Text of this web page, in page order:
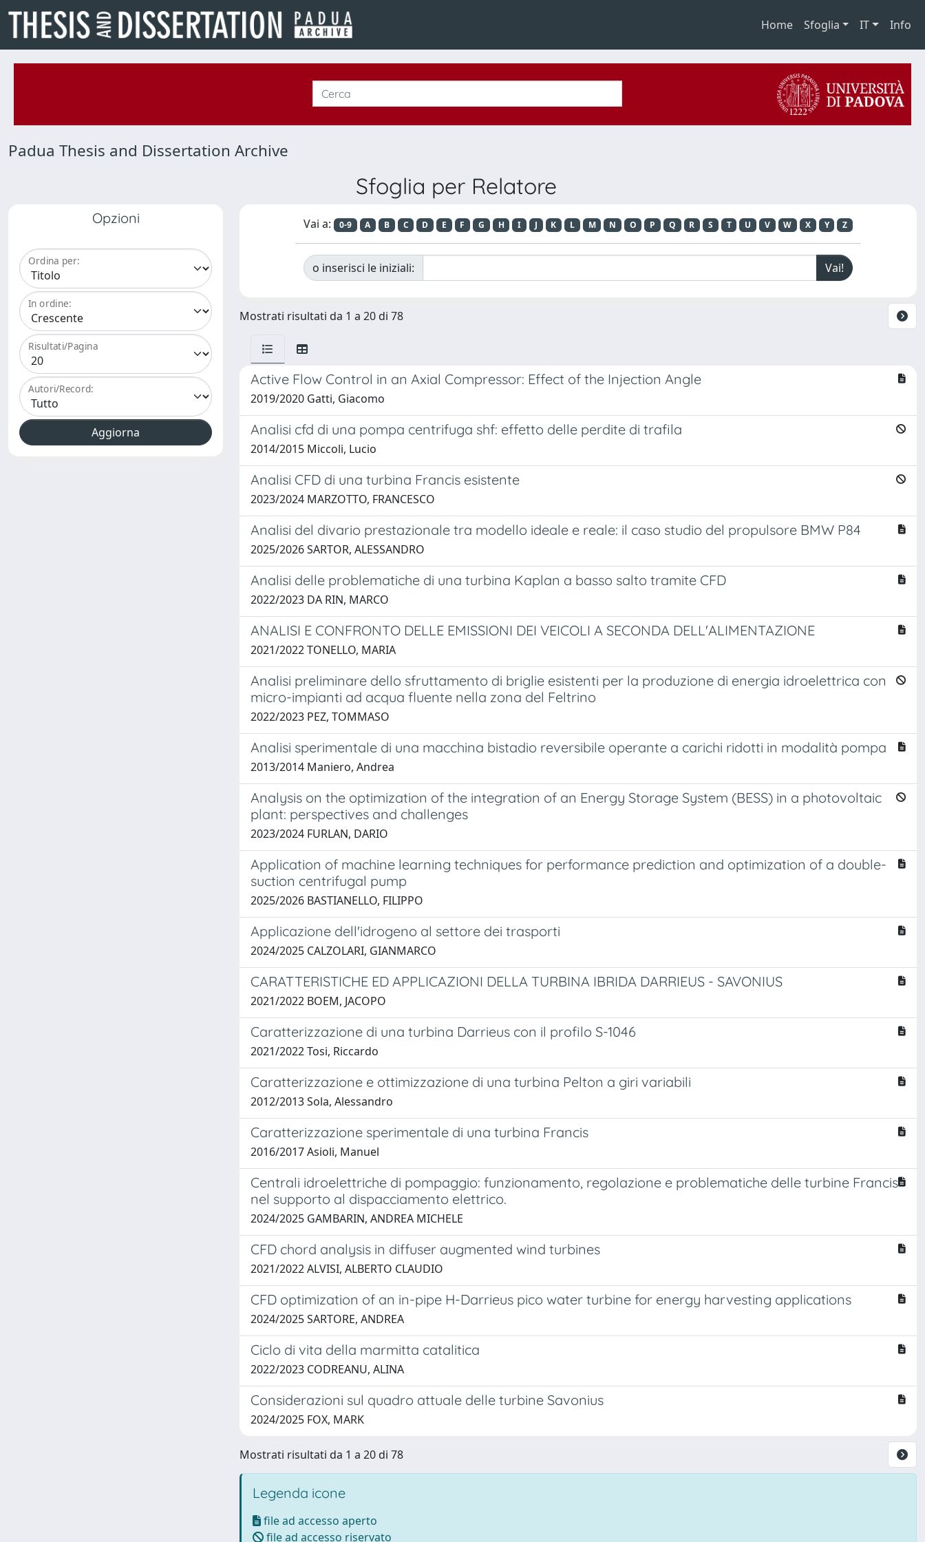
Home Sfoglia IT Info
Padua Thesis and Dissertation Archive
Sfoglia per Relatore
Opzioni
Ordina per:
In ordine:
Risultati/Pagina
Autori/Record:
Vai a: 0-9 A B C D E F G H I J K L M N O P Q R S T U V W X Y Z
o inserisci le iniziali:
Mostrati risultati da 1 a 20 di 78
Active Flow Control in an Axial Compressor: Effect of the Injection Angle
2019/2020 Gatti, Giacomo
Analisi cfd di una pompa centrifuga shf: effetto delle perdite di trafila
2014/2015 Miccoli, Lucio
Analisi CFD di una turbina Francis esistente
2023/2024 MARZOTTO, FRANCESCO
Analisi del divario prestazionale tra modello ideale e reale: il caso studio del propulsore BMW P84
2025/2026 SARTOR, ALESSANDRO
Analisi delle problematiche di una turbina Kaplan a basso salto tramite CFD
2022/2023 DA RIN, MARCO
ANALISI E CONFRONTO DELLE EMISSIONI DEI VEICOLI A SECONDA DELL'ALIMENTAZIONE
2021/2022 TONELLO, MARIA
Analisi preliminare dello sfruttamento di briglie esistenti per la produzione di energia idroelettrica con
micro-impianti ad acqua fluente nella zona del Feltrino
2022/2023 PEZ, TOMMASO
Analisi sperimentale di una macchina bistadio reversibile operante a carichi ridotti in modalità pompa
2013/2014 Maniero, Andrea
Analysis on the optimization of the integration of an Energy Storage System (BESS) in a photovoltaic
plant: perspectives and challenges
2023/2024 FURLAN, DARIO
Application of machine learning techniques for performance prediction and optimization of a double-
suction centrifugal pump
2025/2026 BASTIANELLO, FILIPPO
Applicazione dell'idrogeno al settore dei trasporti
2024/2025 CALZOLARI, GIANMARCO
CARATTERISTICHE ED APPLICAZIONI DELLA TURBINA IBRIDA DARRIEUS - SAVONIUS
2021/2022 BOEM, JACOPO
Caratterizzazione di una turbina Darrieus con il profilo S-1046
2021/2022 Tosi, Riccardo
Caratterizzazione e ottimizzazione di una turbina Pelton a giri variabili
2012/2013 Sola, Alessandro
Caratterizzazione sperimentale di una turbina Francis
2016/2017 Asioli, Manuel
Centrali idroelettriche di pompaggio: funzionamento, regolazione e problematiche delle turbine Francis
nel supporto al dispacciamento elettrico.
2024/2025 GAMBARIN, ANDREA MICHELE
CFD chord analysis in diffuser augmented wind turbines
2021/2022 ALVISI, ALBERTO CLAUDIO
CFD optimization of an in-pipe H-Darrieus pico water turbine for energy harvesting applications
2024/2025 SARTORE, ANDREA
Ciclo di vita della marmitta catalitica
2022/2023 CODREANU, ALINA
Considerazioni sul quadro attuale delle turbine Savonius
2024/2025 FOX, MARK
Mostrati risultati da 1 a 20 di 78
Legenda icone
file ad accesso aperto
file ad accesso riservato